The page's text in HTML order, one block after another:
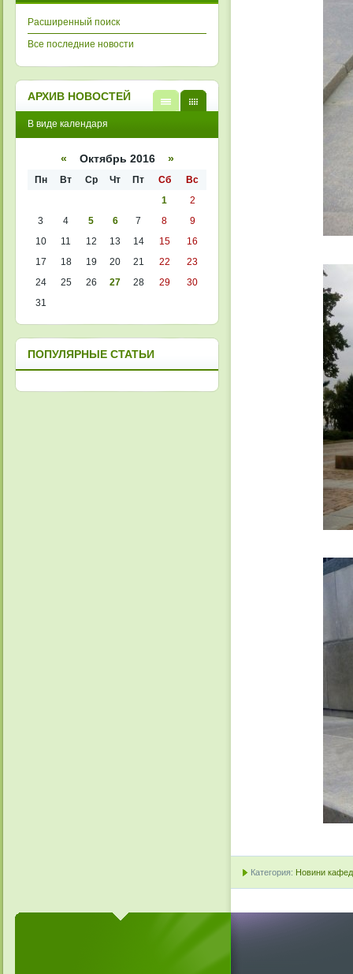
Категория: Новини
Расширенный поиск
Все последние новости
АРХИВ НОВОСТЕЙ
кален
списк
В виде календаря
« Октябрь 2016 »
Пн Вт Ср Чт Пт Сб
Вс
1
2
3
4 5 6 7 8
9
10
11 12 13 14 15
16
17
18 19 20 21 22
23
24
25 26 27 28 29
30
31
ПОПУЛЯРНЫЕ СТАТЬИ